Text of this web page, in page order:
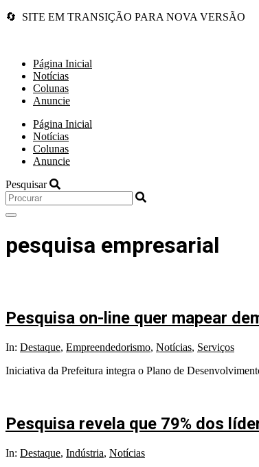
🔄 SITE EM TRANSIÇÃO PARA NOVA VERSÃO
Página Inicial
Notícias
Colunas
Anuncie
Página Inicial
Notícias
Colunas
Anuncie
Pesquisar
pesquisa empresarial
Pesquisa on-line quer mapear
2025-
30
In: Destaque, Empreendedorismo, Notícias, Serviços
Iniciativa da Prefeitura integra o Plano de
Pesquisa revela que 79% dos
2025-
In: Destaque, Indústria, Notícias